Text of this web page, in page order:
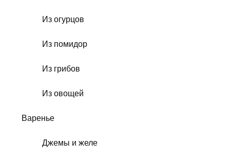
Из огурцов
Из помидор
Из грибов
Из овощей
Варенье
Джемы и желе